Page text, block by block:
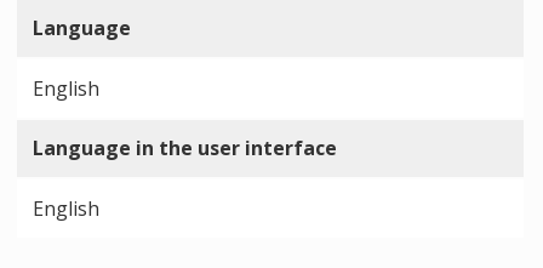
Language
English
Language in the user interface
English